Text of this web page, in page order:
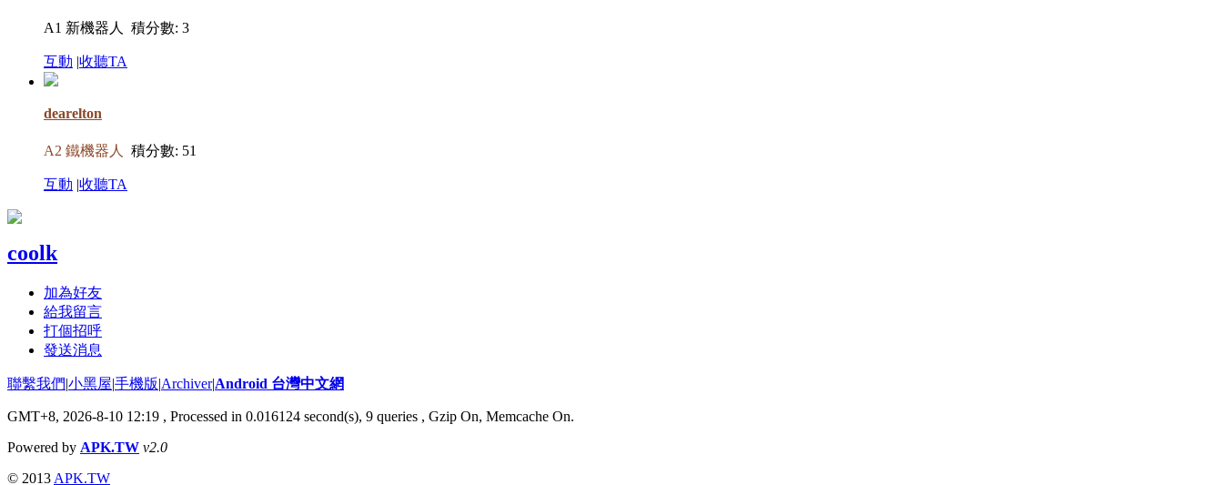
A1 新機器人 積分數: 3
互動 |收聽TA
dearelton
A2 鐵機器人 積分數: 51
互動 |收聽TA
coolk
加為好友
給我留言
打個招呼
發送消息
聯繫我們|小黑屋|手機版|Archiver|Android 台灣中文網
GMT+8, 2026-8-10 12:19 , Processed in 0.016124 second(s), 9 queries , Gzip On, Memcache On.
Powered by APK.TW v2.0
© 2013 APK.TW